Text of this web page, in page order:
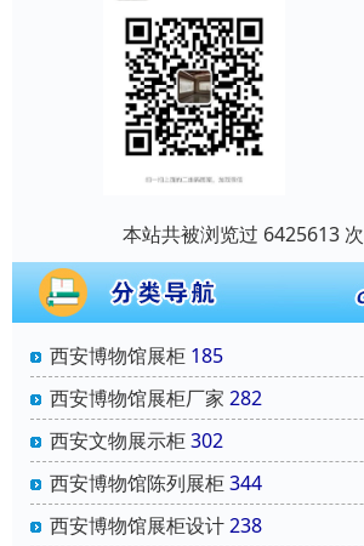
本站共被浏览过 6425613 次
西安博物馆展柜 185
西安博物馆展柜厂家 282
西安文物展示柜302
西安博物馆陈列展柜344
西安博物馆展柜设计238